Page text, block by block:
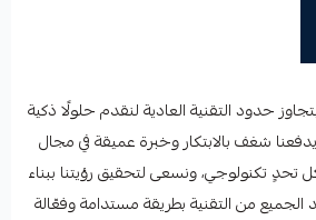
حدود التقنية العادية لنقدم حلولًا ذكية
شغف بالابتكار وخبرة عميقة في مجال
تحدٍ تكنولوجي، ونسعى لتحقيق رؤيتنا ببناء
من التقنية بطريقة مستدامة وفعّالة